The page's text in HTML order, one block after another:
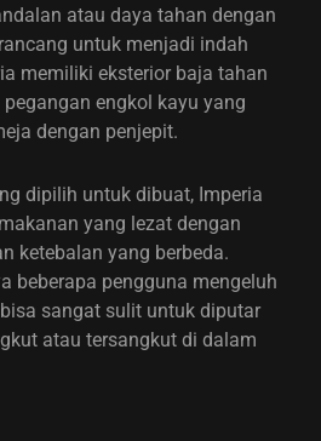
atau daya tahan dengan
untuk menjadi indah
memiliki eksterior baja tahan
engkol kayu yang
dengan penjepit.
dipilih untuk dibuat, Imperia
yang lezat dengan
ketebalan yang berbeda.
beberapa pengguna mengeluh
sangat sulit untuk diputar
atau tersangkut di dalam